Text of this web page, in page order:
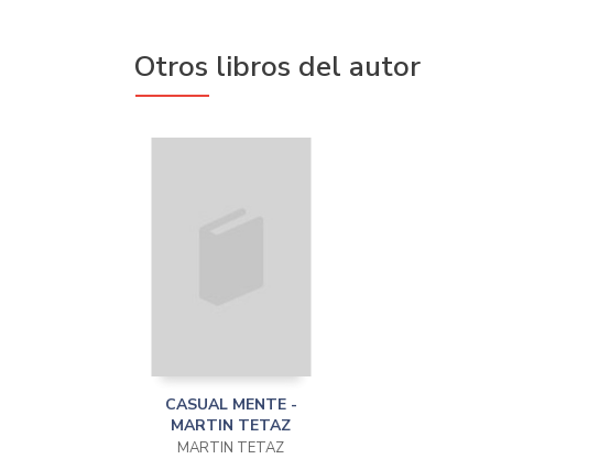
Otros libros del autor
CASUAL MENTE -
MARTIN TETAZ
MARTIN TETAZ